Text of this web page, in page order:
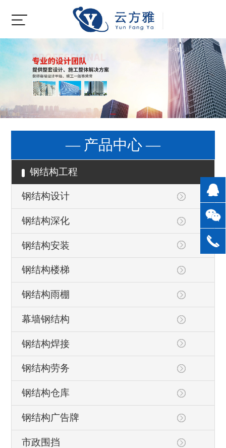
— 产品中心 —
钢结构工程
钢结构设计
钢结构深化
钢结构安装
钢结构楼梯
钢结构雨棚
幕墙钢结构
钢结构焊接
钢结构劳务
钢结构仓库
钢结构广告牌
市政围挡